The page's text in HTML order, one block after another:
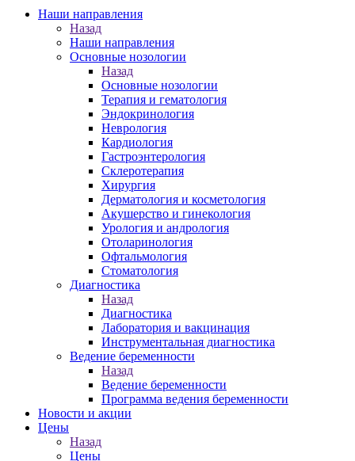
Наши направления
Назад
Наши направления
Основные нозологии
Назад
Основные нозологии
Терапия и гематология
Эндокринология
Неврология
Кардиология
Гастроэнтерология
Склеротерапия
Хирургия
Дерматология и косметология
Акушерство и гинекология
Урология и андрология
Отоларинология
Офтальмология
Стоматология
Диагностика
Назад
Диагностика
Лаборатория и вакцинация
Инструментальная диагностика
Ведение беременности
Назад
Ведение беременности
Программа ведения беременности
Новости и акции
Цены
Назад
Цены